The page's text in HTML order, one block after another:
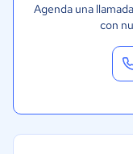
Agenda una
con